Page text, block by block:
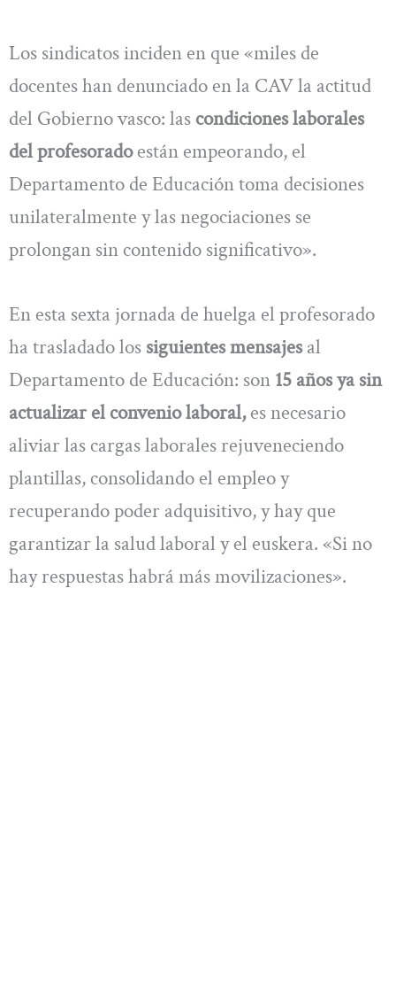
Los sindicatos inciden en que «miles de
docentes han denunciado en la CAV la actitud
del Gobierno vasco: las condiciones laborales
del profesoradoestán empeorando, el
Departamento de Educación toma decisiones
unilateralmente y las negociaciones se
prolongan sin contenido significativo».
En esta sexta jornada de huelga el profesorado
ha trasladado los siguientes mensajesal
Departamento de Educación: son 15 años ya sin
actualizar el convenio laboral,es necesario
aliviar las cargas laborales rejuveneciendo
plantillas, consolidando el empleo y
recuperando poder adquisitivo, y hay que
garantizar la salud laboral y el euskera. «Si no
hay respuestas habrá más movilizaciones».